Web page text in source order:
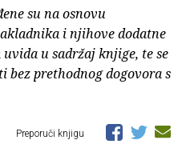
su na osnovu
i njihove dodatne
u sadržaj knjige, te se
bez prethodnog dogovora s
Preporuči knjigu